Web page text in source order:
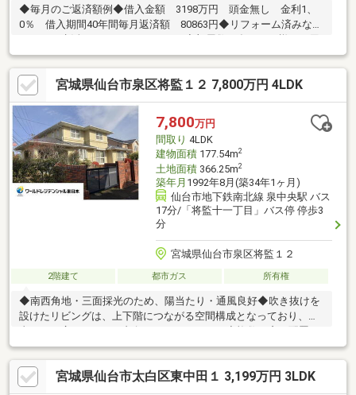
◆毎月のご返済額例◆借入金額 3198万円 頭金無し 金利1、
0％ 借入期間40年間毎月返済額 80863円◆リフォーム済みなの
途に対応した使い方が可能です！◆小学校、中学校はどちらも徒
歩10分圏内！【リフォーム内容】期間8月2週目～9月11日予定ク
ロス貼替、CF貼替、洗面扉補修、建具補修、建具面材補修、網戸
張替、建物状況調査、防蟻工事、ハウスクリーニング実施！・沖
野東小学校 徒歩7分・沖野中学校 徒歩9分・ハーベストビレッジ
徒歩14分・セブンイレブン仙台上飯田店 徒歩10分
宮城県仙台市泉区将監１２ 7,800万円 4LDK
7,800万円
間取り 4LDK
建物面積177.54m2
土地面積366.25m2
築年月 1992年8月(築34年1ヶ月)
仙台市地下鉄南北線 泉中央駅 バス
17分/「将監十一丁目」バス停 停歩3
分
宮城県仙台市泉区将監１２
2階建て 都市ガス 所有権
◆南西角地・三面採光のため、陽当たり・通風良好◆吹き抜けを
設けたリビングは、上下階につながる空間構成となっており、写
れ、時間帯によって光の入り方に変化が見られる点も特徴です。
◆LDKを中心に、洋室や和室が配置された間取りで、用途に応じ
た使い分けがしやすい構成となっています。◆庭やウッドデッキ
が設けられており、室内から外へ視線が抜けることで、空間に奥
宮城県仙台市太白区東中田１ 3,199万円 3LDK